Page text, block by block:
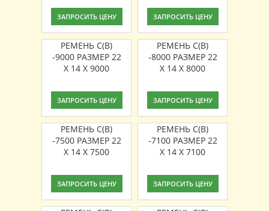
ЗАПРОСИТЬ ЦЕНУ ЗАПРОСИТЬ ЦЕНУ
РЕМЕНЬ C(В)
-9000 РАЗМЕР 22
X 14 X 9000
ЗАПРОСИТЬ ЦЕНУ
РЕМЕНЬ C(В)
-8000 РАЗМЕР 22
X 14 X 8000
ЗАПРОСИТЬ ЦЕНУ
РЕМЕНЬ C(В)
-7500 РАЗМЕР 22
X 14 X 7500
ЗАПРОСИТЬ ЦЕНУ
РЕМЕНЬ C(В)
-7100 РАЗМЕР 22
X 14 X 7100
ЗАПРОСИТЬ ЦЕНУ